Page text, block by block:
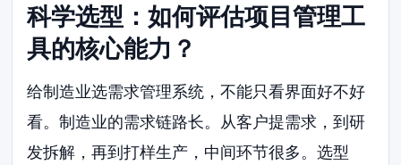
科学选型：如何评估项目管理工
具的核心能力？
给制造业选需求管理系统，不能只看界面好不好
看。制造业的需求链路长。从客户提需求，到研
发拆解，再到打样生产，中间环节很多。选型